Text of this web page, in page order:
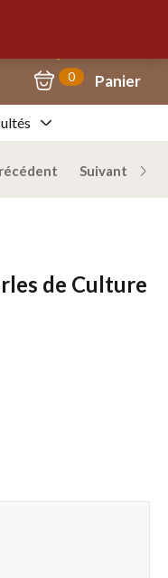
0 Panier
Suivant
de Culture